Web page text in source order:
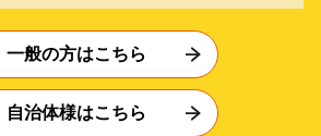
一般の方はこちら
自治体様はこちら